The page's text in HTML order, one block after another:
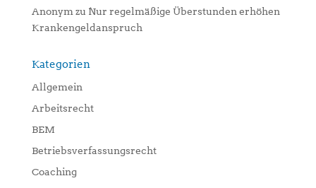
Anonym zu Nur regelmäßige Überstunden erhöhen
Krankengeldanspruch
Kategorien
Allgemein
Arbeitsrecht
BEM
Betriebsverfassungsrecht
Coaching